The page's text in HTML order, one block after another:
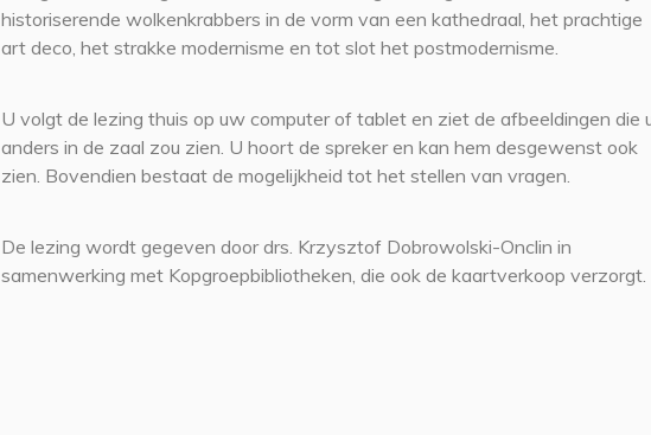
historiserende wolkenkrabbers in de vorm van een kathedraal, het prachtige
art deco, het strakke modernisme en tot slot het postmodernisme.
U volgt de lezing thuis op uw computer of tablet en ziet de afbeeldingen die
anders in de zaal zou zien. U hoort de spreker en kan hem desgewenst ook
zien. Bovendien bestaat de mogelijkheid tot het stellen van vragen.
De lezing wordt gegeven door drs. Krzysztof Dobrowolski-Onclin in
samenwerking met Kopgroepbibliotheken, die ook de kaartverkoop verzorgt.